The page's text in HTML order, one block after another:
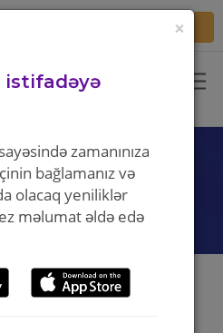
×
zamanınıza
bağlamanız və
olacaq yeniliklər
məlumat əldə edə